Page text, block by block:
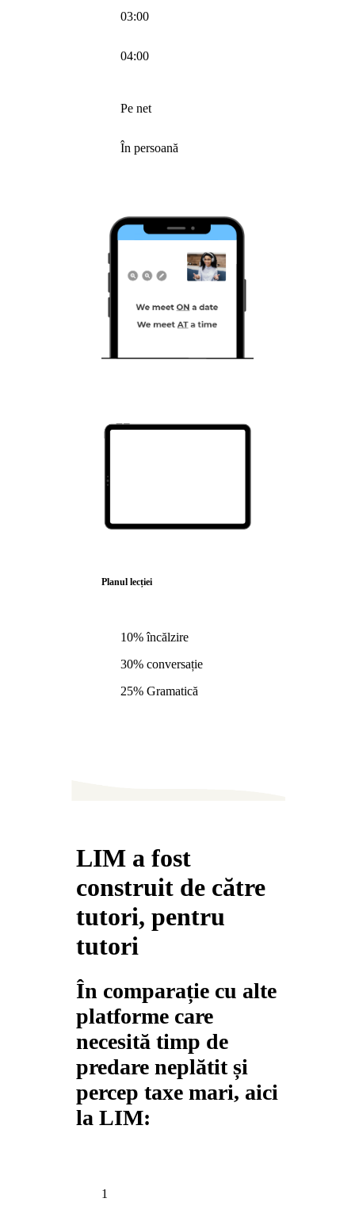
03:00
04:00
Pe net
În persoană
Planul lecției
10% încălzire
30% conversație
25% Gramatică
LIM a fost
construit de către
tutori, pentru
tutori
În comparație cu alte
platforme care
necesită timp de
predare neplătit și
percep taxe mari, aici
la LIM:
1